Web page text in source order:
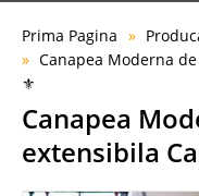
Prima Pagina
Canapea Moderna
⚜️
Canapea
extensibila